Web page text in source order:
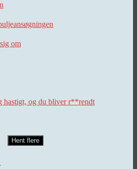
om
hastigt, og du bliver r**rendt
Hent flere